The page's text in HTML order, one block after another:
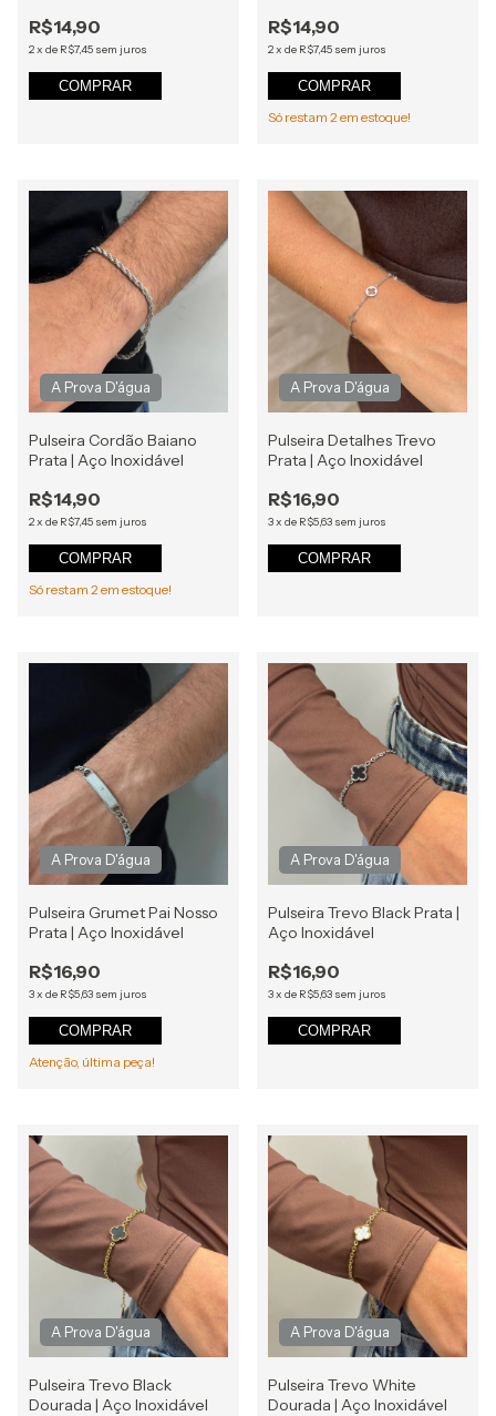
R$14,90
2x de R$7,45 sem juros
COMPRAR
R$14,90
2x de R$7,45 sem juros
COMPRAR
Só restam 2em estoque!
Pulseira Cordão Baiano
Prata | Aço Inoxidável
R$14,90
2x de R$7,45 sem juros
COMPRAR
Só restam 2em estoque!
Pulseira Detalhes Trevo
Prata | Aço Inoxidável
R$16,90
3x de R$5,63 sem juros
COMPRAR
Pulseira Grumet Pai Nosso
Prata | Aço Inoxidável
R$16,90
3x de R$5,63 sem juros
COMPRAR
Atenção, última peça!
Pulseira Trevo Black Prata |
Aço Inoxidável
R$16,90
3x de R$5,63 sem juros
COMPRAR
Pulseira Trevo Black
Dourada | Aço Inoxidável
Pulseira Trevo White
Dourada | Aço Inoxidável